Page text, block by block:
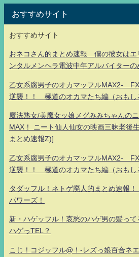
おすすめサイト
おすすめサイト
おネコさん的まとめ速報 僕の彼女はエ
ンタルメンヘラ電波中年アルバイター
乙女系腐男子のオカマッフルMAX2-
逆襲！！ 極道のオカマたち編（おもし
魔法熟女/美魔女ッ娘メグみみちゃんの
MAX！ ニート仙人仙女の映画三昧老後
まとめ速報Z)]
乙女系腐男子のオカマッフルMAX2-
逆襲！！ 極道のオカマたち編（おもし
タダッフル！ネトゲ廃人的まとめ速報
パワーズ！
新・ハゲッフル！哀愁のハゲ男の髪って
ハゲっTEL？
こじ！コジッフル@！-レズっ娘百合ネ